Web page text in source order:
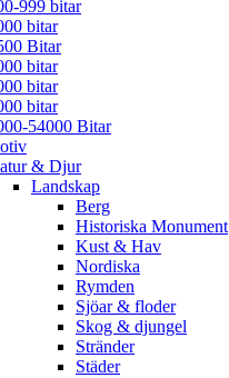
999 bitar
bitar
Bitar
bitar
bitar
bitar
54000 Bitar
& Djur
Landskap
Berg
Historiska Monument
Kust & Hav
Nordiska
Rymden
Sjöar & floder
Skog & djungel
Stränder
Städer